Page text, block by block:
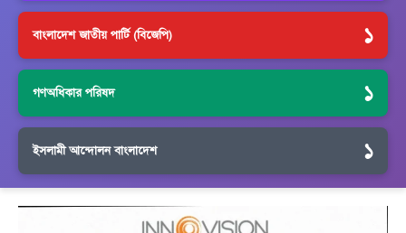
বাংলাদেশ জাতীয় পার্টি (বিজেপি) ১
গণঅধিকার পরিষদ ১
ইসলামী আন্দোলন বাংলাদেশ ১